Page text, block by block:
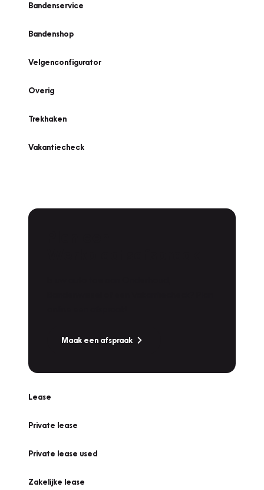
Bandenservice
Bandenshop
Velgenconfigurator
Overig
Trekhaken
Vakantiecheck
Maak een afspraak
Lease
Private lease
Private lease used
Zakelijke lease